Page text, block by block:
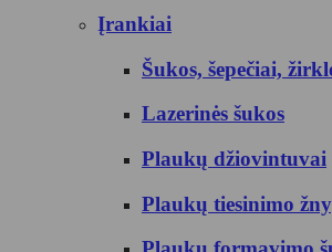
Įrankiai
Šukos, šepečiai,
Lazerinės šukos
Plaukų džiovintuvai
Plaukų tiesinimo